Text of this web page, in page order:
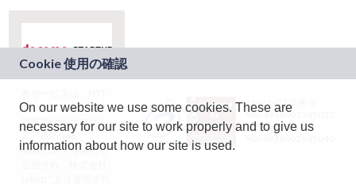
ドコモグループの新
規事業創出プログラ
ム「docomo
STARTUP」を通じて
JASRAC許諾番号：
9024936001Y45037
JASRAC許諾番号：
On our website we use some cookies. These are
necessary for our site to work properly and to give us
information about how our site is used.